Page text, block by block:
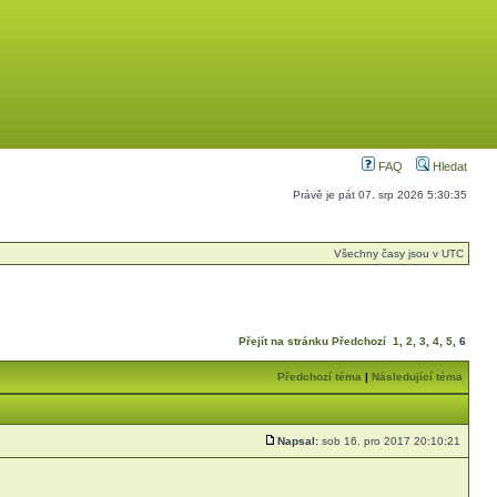
FAQ Hledat
Právě je pát 07. srp 2026 5:30:35
Všechny časy jsou v UTC
Přejít na stránku Předchozí 1 2 3 4 5 6
Předchozí téma | Následující téma
Napsal: sob 16. pro 2017 20:10:21